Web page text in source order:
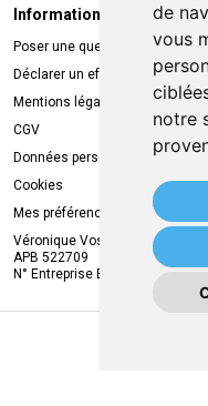
de
vous
notre
Informations légales
Poser une question
Déclarer un effet indésirable
Mentions légales
CGV
Données personnelles
Cookies
Mes préférences Cookies
Véronique Vos
APB 522709
N° Entreprise BE0749.944.612